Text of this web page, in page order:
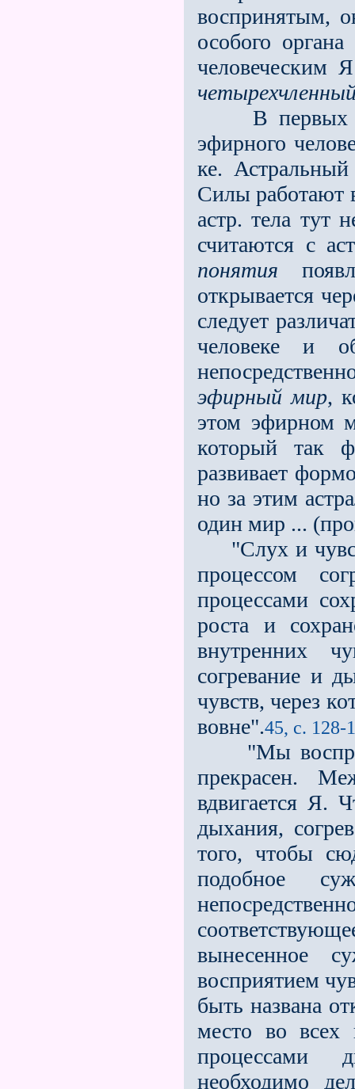
воспринятым,
особого
человеческим
В первых
эфирного
ке.
Силы работают
астр. тела тут
считаются с
понятия
открывается
следует
человеке и
эфирный мир,
этом эфирном
который так
развивает
но за этим
один мир ...
"Слух и
процессом
процессами
роста и
внутренних
согревание и
чувств, через
вовне".45, с. 128-
"Мы
прекрасен.
вдвигается Я.
дыхания,
того, чтобы
подобное
вынесенное
восприятием
быть названа
место во всех
процессами
необходимо